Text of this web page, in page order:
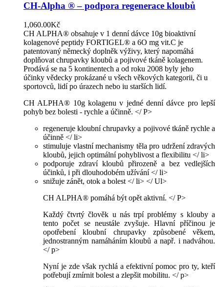
CH-Alpha ® – podpora regenerace kloubů
1,060.00Kč
CH ALPHA® obsahuje v 1 denní dávce 10g bioaktivní
kolagenové peptidy FORTIGEL® a 6O mg vit.C je
patentovaný německý doplněk výživy, který napomáhá
doplňovat chrupavky kloubů a pojivové tkáně kolagenem.
Prodává se na 5 kontinentech a od roku 2008 byly jeho
účinky vědecky prokázané u všech věkových kategorii, či u
sportovců, lidí po úrazech nebo iu starších lidí.
CH ALPHA® 10g kolagenu v jedné denní dávce pro lepší
pohyb bez bolesti - rychle a účinně. </ P>
regeneruje kloubní chrupavky a pojivové tkáně rychle a
účinně </ li>
stimuluje vlastní mechanismy těla pro udržení zdravých
kloubů, jejich optimální pohyblivost a flexibilitu </ li>
podporuje zdraví kloubů přirozeně a bez vedlejších
účinků, i při dlouhodobém užívání </ li>
snižuje zánět, otok a bolest </ li> </ Ul>
CH ALPHA® pomáhá být opět aktivní. </ P>
Každý čtvrtý člověk u nás trpí problémy s klouby a
tento počet se neustále zvyšuje. Hlavní příčinou je
opotřebení kloubní chrupavky způsobené věkem,
jednostranným namáháním kloubů a např. i nadváhou.
</ p>
Nyní je zde však rychlá a efektivní pomoc pro ty, kteří
potřebují zmírnit bolest a zlepšit mobilitu. </ p>